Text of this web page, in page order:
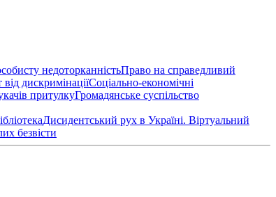
недоторканністьПраво на справедливий
від дискримінаціїСоціально-економічні
притулкуГромадянське суспільство
Дисидентський рух в Україні. Віртуальний
безвісти